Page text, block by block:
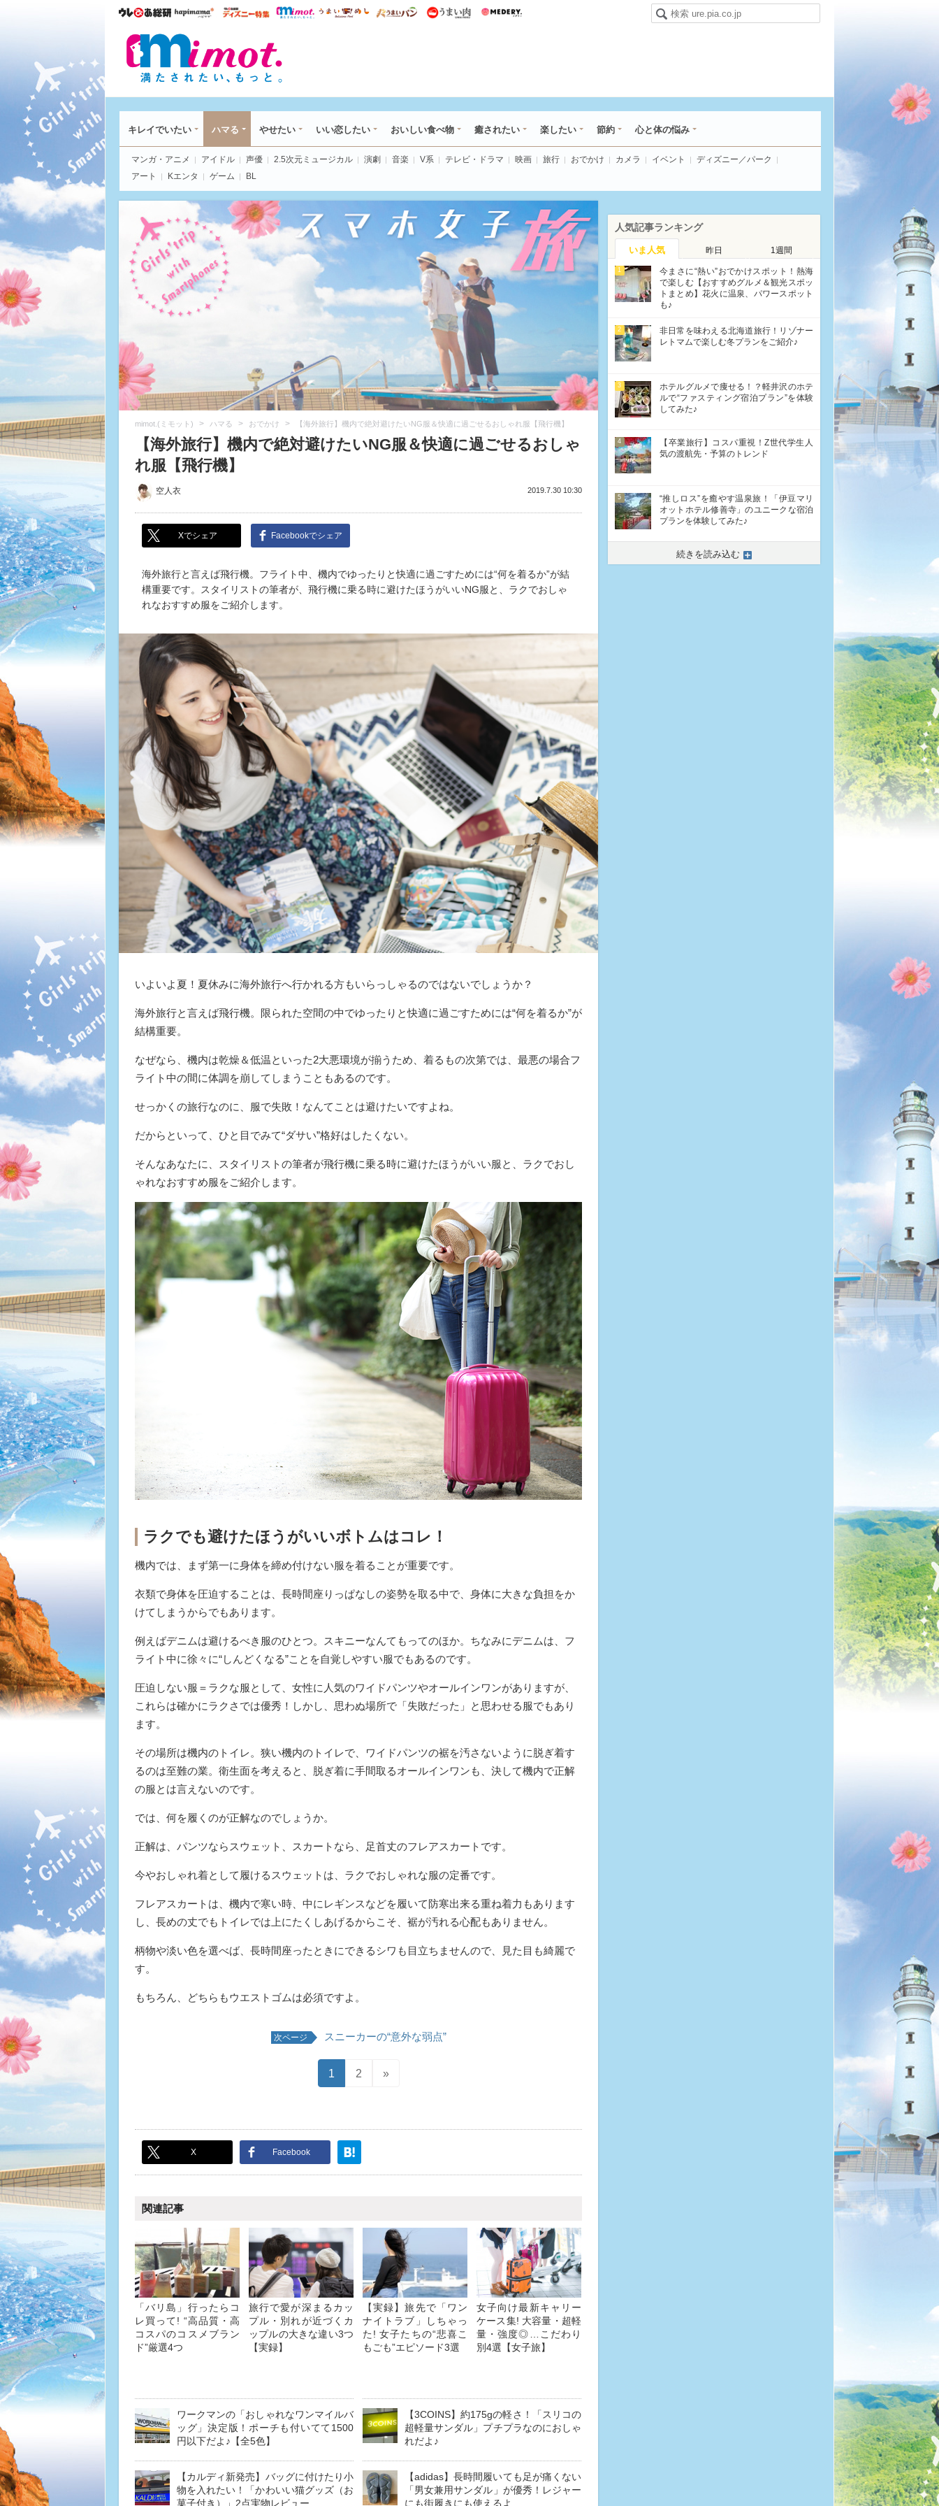
ウレぴあ総研ハピママ* ウレぴあ総研 ディズニー特集
mimot. うまいめし うまいパン うまい肉
キレイでいたい ハマる やせたい いい恋したい おいしい食べ物 癒されたい 楽したい 節約 心と体の悩み
マンガ・アニメ アイドル 声優 2.5次元ミュージカル 演劇 音楽 V系 テレビ・ドラマ 映画 旅行 おでかけ カメラ イベント
ディズニー／パーク
アート
Kエンタ ゲーム BL
mimot.(ミモット) > ハマる > おでかけ > 【海外旅行】機内で絶対避けたいNG服＆快適に過ごせるおしゃれ服【飛行機】
【海外旅行】機内で絶対避けたいNG服＆快適に過ごせるおしゃ
れ服【飛行機】
空人衣 2019.7.30 10:30
Xでシェア Facebookでシェア
海外旅行と言えば飛行機。フライト中、機内でゆったりと快適に過ごすためには“何を着るか”が結
構重要です。スタイリストの筆者が、飛行機に乗る時に避けたほうがいいNG服と、ラクでおしゃ
れなおすすめ服をご紹介します。
いよいよ夏！夏休みに海外旅行へ行かれる方もいらっしゃるのではないでしょうか？
海外旅行と言えば飛行機。限られた空間の中でゆったりと快適に過ごすためには“何を着るか”が
結構重要。
なぜなら、機内は乾燥＆低温といった2大悪環境が揃うため、着るもの次第では、最悪の場合フ
ライト中の間に体調を崩してしまうこともあるのです。
せっかくの旅行なのに、服で失敗！なんてことは避けたいですよね。
だからといって、ひと目でみて“ダサい”格好はしたくない。
そんなあなたに、スタイリストの筆者が飛行機に乗る時に避けたほうがいい服と、ラクでおし
ゃれなおすすめ服をご紹介します。
ラクでも避けたほうがいいボトムはコレ！
機内では、まず第一に身体を締め付けない服を着ることが重要です。
衣類で身体を圧迫することは、長時間座りっぱなしの姿勢を取る中で、身体に大きな負担をか
けてしまうからでもあります。
例えばデニムは避けるべき服のひとつ。スキニーなんてもってのほか。ちなみにデニムは、フ
ライト中に徐々に“しんどくなる”ことを自覚しやすい服でもあるのです。
圧迫しない服＝ラクな服として、女性に人気のワイドパンツやオールインワンがありますが、
これらは確かにラクさでは優秀！しかし、思わぬ場所で「失敗だった」と思わせる服でもあり
ます。
その場所は機内のトイレ。狭い機内のトイレで、ワイドパンツの裾を汚さないように脱ぎ着す
るのは至難の業。衛生面を考えると、脱ぎ着に手間取るオールインワンも、決して機内で正解
の服とは言えないのです。
では、何を履くのが正解なのでしょうか。
正解は、パンツならスウェット、スカートなら、足首丈のフレアスカートです。
今やおしゃれ着として履けるスウェットは、ラクでおしゃれな服の定番です。
フレアスカートは、機内で寒い時、中にレギンスなどを履いて防寒出来る重ね着力もあります
し、長めの丈でもトイレでは上にたくしあげるからこそ、裾が汚れる心配もありません。
柄物や淡い色を選べば、長時間座ったときにできるシワも目立ちませんので、見た目も綺麗で
す。
もちろん、どちらもウエストゴムは必須ですよ。
次ページ スニーカーの“意外な弱点”
1 2 »
X Facebook
関連記事
「バリ島」行ったらコ
レ買って! “高品質・高
コスパのコスメブラン
ド”厳選4つ
旅行で愛が深まるカッ
プル・別れが近づくカ
ップルの大きな違い3つ
【実録】
【実録】旅先で「ワン
ナイトラブ」しちゃっ
た! 女子たちの“悲喜こ
もごも”エピソード3選
女子向け最新キャリー
ケース集! 大容量・超軽
量・強度◎…こだわり
別4選【女子旅】
ワークマンの「おしゃれなワンマイルバ
ッグ」決定版！ポーチも付いてて1500
円以下だよ♪【全5色】
【3COINS】約175gの軽さ！「スリコの
超軽量サンダル」プチプラなのにおしゃ
れだよ♪
【カルディ新発売】バッグに付けたり小
物を入れたい！「かわいい猫グッズ（お
菓子付き）」2点実物レビュー
【adidas】長時間履いても足が痛くない
「男女兼用サンダル」が優秀！レジャー
にも街履きにも使えるよ
人気記事ランキング
いま人気 昨日 1週間
1
今まさに“熱い”おでかけスポット！熱海
で楽しむ【おすすめグルメ＆観光スポッ
トまとめ】花火に温泉、パワースポット
も♪
2
非日常を味わえる北海道旅行！リゾナー
レトマムで楽しむ冬プランをご紹介♪
3
ホテルグルメで痩せる！？軽井沢のホテ
ルで“ファスティング宿泊プラン”を体験
してみた♪
4
【卒業旅行】コスパ重視！Z世代学生人
気の渡航先・予算のトレンド
5
“推しロス”を癒やす温泉旅！「伊豆マリ
オットホテル修善寺」のユニークな宿泊
プランを体験してみた♪
続きを読み込む